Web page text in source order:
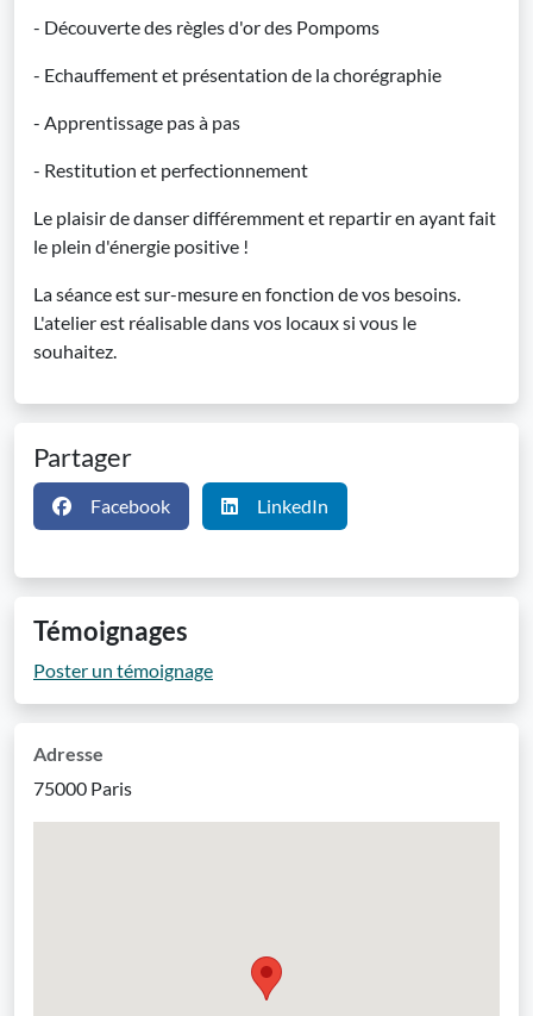
- Découverte des règles d'or des Pompoms
- Echauffement et présentation de la chorégraphie
- Apprentissage pas à pas
- Restitution et perfectionnement
Le plaisir de danser différemment et repartir en ayant fait
le plein d'énergie positive !
La séance est sur-mesure en fonction de vos besoins.
L'atelier est réalisable dans vos locaux si vous le
souhaitez.
Partager
Facebook LinkedIn
Témoignages
Poster un témoignage
Adresse
75000 Paris